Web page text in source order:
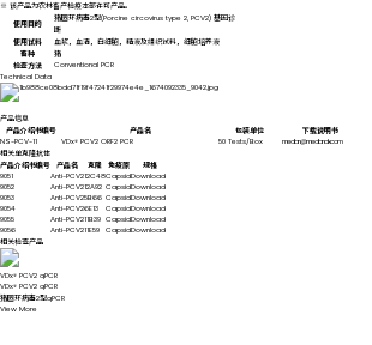
※ 该产品为农林畜产检疫本部许可产品。
使用目的
猪圆环病毒2型(Porcine circovirus type 2, PCV2) 基因诊
断
使用试料
血浆，血清，白细胞，精液及组织试料，细胞培养液
畜种
猪
检查方法
Conventional PCR
Technical Data
产品信息
产品介绍书编号
产品名 包装单位
下载说明书
NS-PCV-11
VDx® PCV2 ORF2 PCR 50 Tests/Box
median@mediandx.com
相关单克隆抗体
产品介绍书编号
产品名 克隆 免疫原
规格
9051
Anti-PCV212C48CapsidDownload
9052
Anti-PCV212A92 CapsidDownload
9053
Anti-PCV25B66 CapsidDownload
9054
Anti-PCV26E13 CapsidDownload
9055
Anti-PCV211B39 CapsidDownload
9056
Anti-PCV211E59 CapsidDownload
相关检查产品
VDx® PCV2 qPCR
VDx® PCV2 qPCR
猪圆环病毒2型qPCR
View More